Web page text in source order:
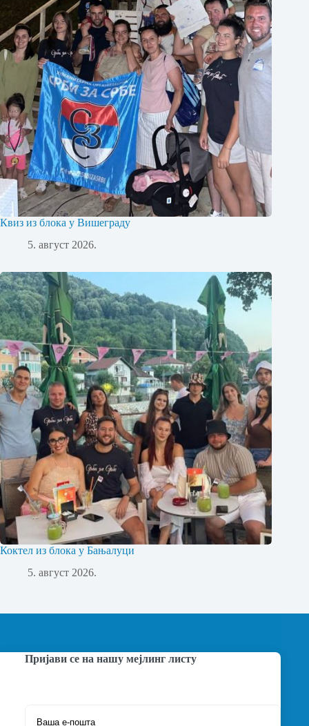
Квиз из блока у Вишеграду
5. август 2026.
Коктел из блока у Бањалуци
5. август 2026.
Пријави се на нашу мејлинг листу